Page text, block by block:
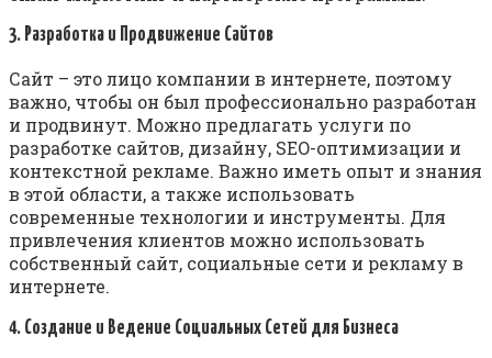
3. Разработка и Продвижение Сайтов
Сайт – это лицо компании в интернете, поэтому
важно, чтобы он был профессионально разработан
и продвинут. Можно предлагать услуги по
разработке сайтов, дизайну, SEO-оптимизации и
контекстной рекламе. Важно иметь опыт и знания
в этой области, а также использовать
современные технологии и инструменты. Для
привлечения клиентов можно использовать
собственный сайт, социальные сети и рекламу в
интернете.
4. Создание и Ведение Социальных Сетей для Бизнеса